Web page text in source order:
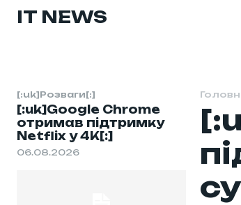
IT NEWS
[:uk]Розваги[:]
[:uk]Google Chrome
отримав підтримку
Netflix у 4K[:]
06.08.2026